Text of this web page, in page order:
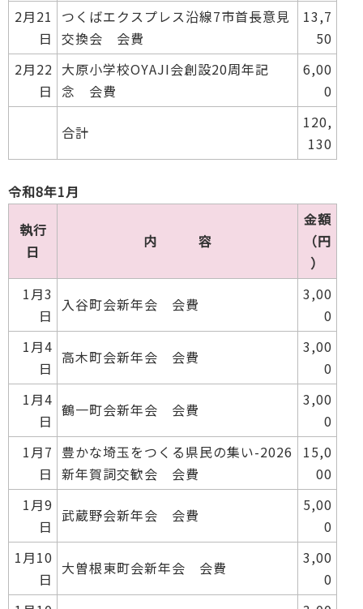
2月21
日
つくばエクスプレス沿線7市首長意見
交換会 会費
13,7
50
2月22
日
大原小学校OYAJI会創設20周年記
念 会費
6,00
0
合計
120,
130
令和8年1月
執行
日
内 容
金額
（円
）
1月3
日
入谷町会新年会 会費
3,00
0
1月4
日
高木町会新年会 会費
3,00
0
1月4
日
鶴一町会新年会 会費
3,00
0
1月7
日
豊かな埼玉をつくる県民の集い-2026
新年賀詞交歓会 会費
15,0
00
1月9
日
武蔵野会新年会 会費
5,00
0
1月10
日
大曽根東町会新年会 会費
3,00
0